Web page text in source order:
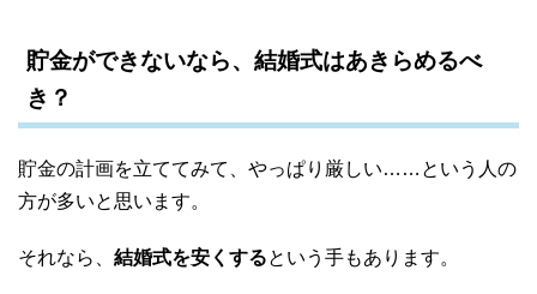
貯金ができないなら、結婚式はあきらめるべ
き？
貯金の計画を立ててみて、やっぱり厳しい……という人の
方が多いと思います。
それなら、 結婚式を安くするという手もあります。